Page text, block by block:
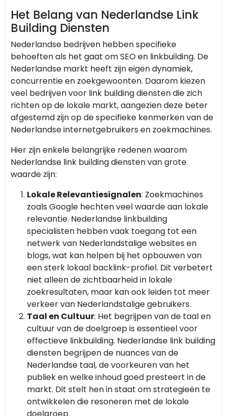
Het Belang van Nederlandse Link
Building Diensten
Nederlandse bedrijven hebben specifieke
behoeften als het gaat om SEO en linkbuilding. De
Nederlandse markt heeft zijn eigen dynamiek,
concurrentie en zoekgewoonten. Daarom kiezen
veel bedrijven voor link building diensten die zich
richten op de lokale markt, aangezien deze beter
afgestemd zijn op de specifieke kenmerken van de
Nederlandse internetgebruikers en zoekmachines.
Hier zijn enkele belangrijke redenen waarom
Nederlandse link building diensten van grote
waarde zijn:
Lokale Relevantiesignalen: Zoekmachines
zoals Google hechten veel waarde aan lokale
relevantie. Nederlandse linkbuilding
specialisten hebben vaak toegang tot een
netwerk van Nederlandstalige websites en
blogs, wat kan helpen bij het opbouwen van
een sterk lokaal backlink-profiel. Dit verbetert
niet alleen de zichtbaarheid in lokale
zoekresultaten, maar kan ook leiden tot meer
verkeer van Nederlandstalige gebruikers.
Taal en Cultuur: Het begrijpen van de taal en
cultuur van de doelgroep is essentieel voor
effectieve linkbuilding. Nederlandse link building
diensten begrijpen de nuances van de
Nederlandse taal, de voorkeuren van het
publiek en welke inhoud goed presteert in de
markt. Dit stelt hen in staat om strategieën te
ontwikkelen die resoneren met de lokale